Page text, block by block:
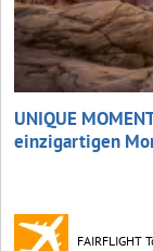
UNIQUE
einzigartigen
FAIRFLIGHT